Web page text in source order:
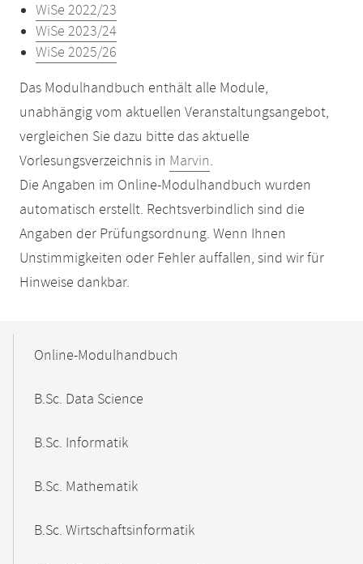
WiSe 2022/23
WiSe 2023/24
WiSe 2025/26
Das Modulhandbuch enthält alle Module,
unabhängig vom aktuellen Veranstaltungsangebot,
vergleichen Sie dazu bitte das aktuelle
Vorlesungsverzeichnis in Marvin.
Die Angaben im Online-Modulhandbuch wurden
automatisch erstellt. Rechtsverbindlich sind die
Angaben der Prüfungsordnung. Wenn Ihnen
Unstimmigkeiten oder Fehler auffallen, sind wir für
Hinweise dankbar.
NavigationOnline-Modulhandbuch
B.Sc. Data Science
B.Sc. Informatik
B.Sc. Mathematik
B.Sc. Wirtschaftsinformatik